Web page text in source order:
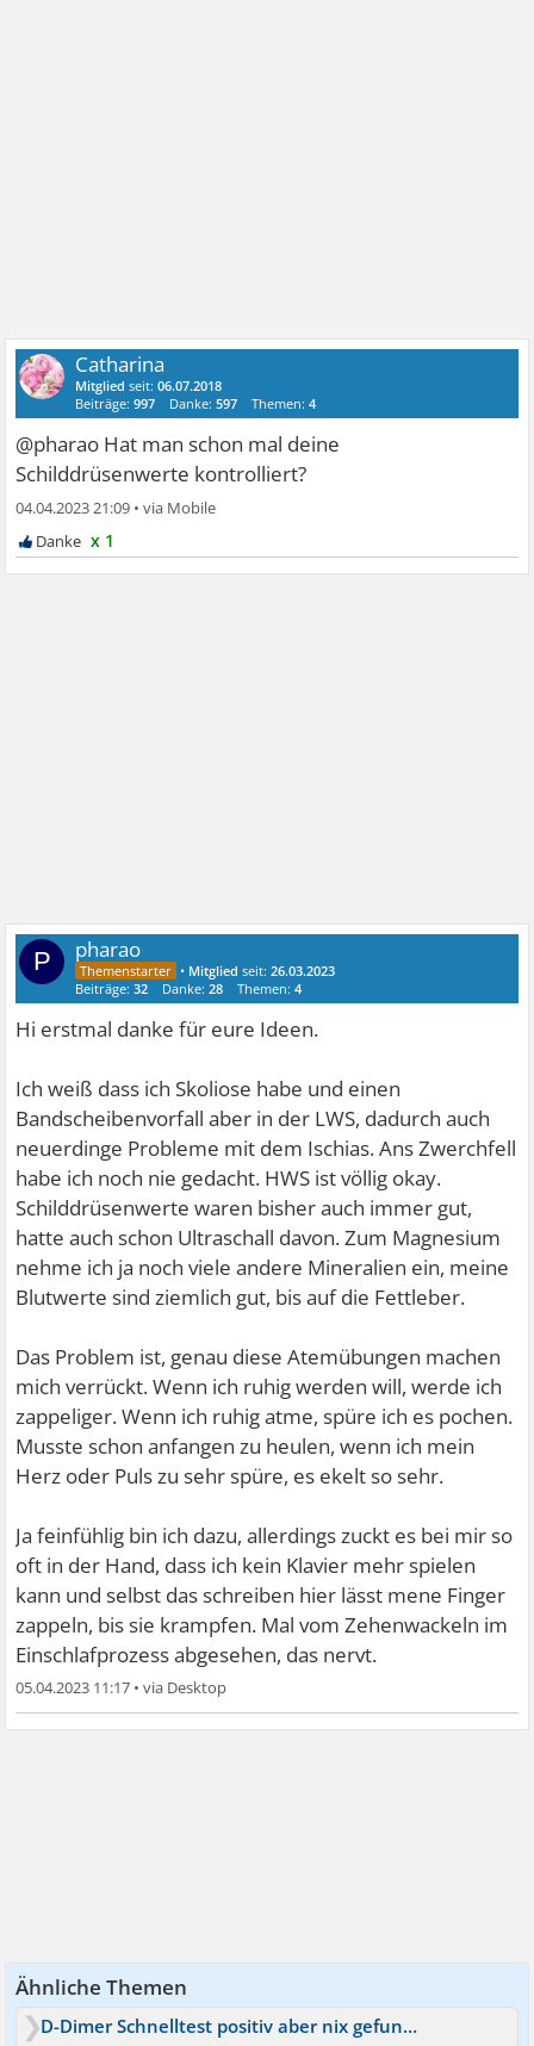
Catharina
Mitglied seit:06.07.2018
Beiträge:997 Danke:597 Themen:4
@pharao Hat man schon mal deine
Schilddrüsenwerte kontrolliert?
04.04.2023 21:09 •
x 1
P pharao
• Mitglied seit:26.03.2023
Beiträge:32 Danke:28 Themen:4
Hi erstmal danke für eure Ideen.
Ich weiß dass ich Skoliose habe und einen
Bandscheibenvorfall aber in der LWS, dadurch auch
neuerdinge Probleme mit dem Ischias. Ans Zwerchfell
habe ich noch nie gedacht. HWS ist völlig okay.
Schilddrüsenwerte waren bisher auch immer gut,
hatte auch schon Ultraschall davon. Zum Magnesium
nehme ich ja noch viele andere Mineralien ein, meine
Blutwerte sind ziemlich gut, bis auf die Fettleber.
Das Problem ist, genau diese Atemübungen machen
mich verrückt. Wenn ich ruhig werden will, werde ich
zappeliger. Wenn ich ruhig atme, spüre ich es pochen.
Musste schon anfangen zu heulen, wenn ich mein
Herz oder Puls zu sehr spüre, es ekelt so sehr.
Ja feinfühlig bin ich dazu, allerdings zuckt es bei mir so
oft in der Hand, dass ich kein Klavier mehr spielen
kann und selbst das schreiben hier lässt mene Finger
zappeln, bis sie krampfen. Mal vom Zehenwackeln im
Einschlafprozess abgesehen, das nervt.
05.04.2023 11:17 •
Ähnliche Themen
D-Dimer Schnelltest positiv aber nix gefunden